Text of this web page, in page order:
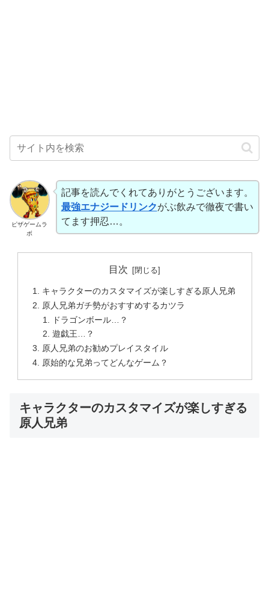
ピザゲームラ
ボ
記事を読んでくれてありがとうございます。
最強エナジードリンクがぶ飲みで徹夜で書い
てます押忍…。
目次
キャラクターのカスタマイズが楽しすぎる原人兄弟
原人兄弟ガチ勢がおすすめするカツラ
ドラゴンボール…？
遊戯王…？
原人兄弟のお勧めプレイスタイル
原始的な兄弟ってどんなゲーム？
キャラクターのカスタマイズが楽しすぎる
原人兄弟